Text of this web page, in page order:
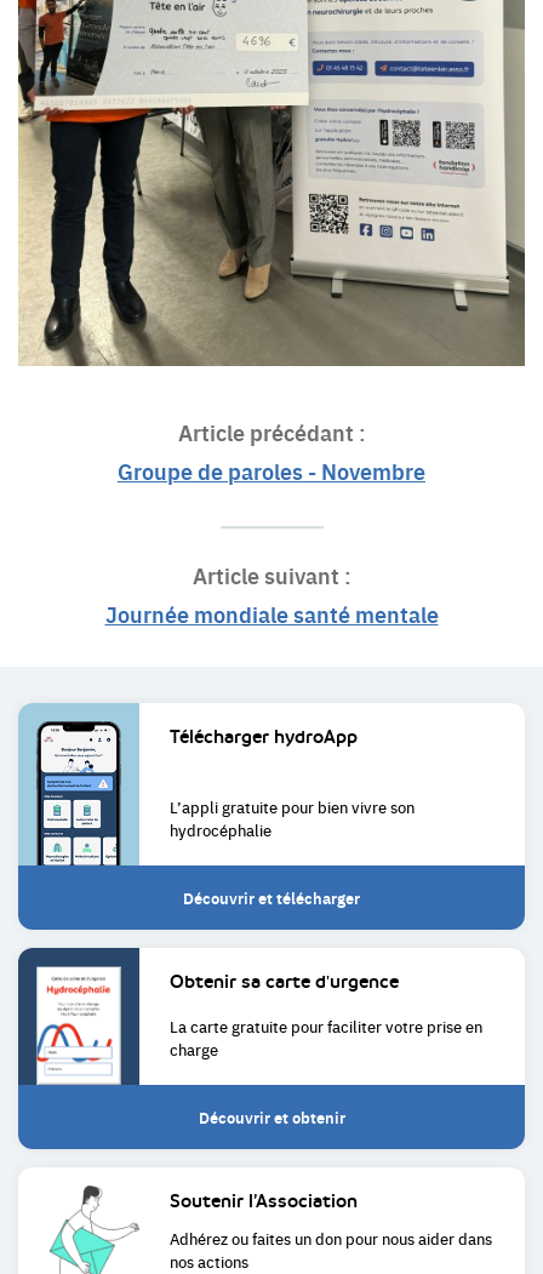
Article précédant :
Groupe de paroles - Novembre
Article suivant :
Journée mondiale santé mentale
Liens
utiles
Télécharger hydroApp
L’appli gratuite pour bienvivre son
hydrocéphalie
Découvrir et télécharger
Obtenir sa carte d'urgence
La carte gratuite pour facilitervotre prise en
charge
Découvrir et obtenir
Soutenir l’Association
Adhérez ou faites un don pour nous aider dans
nos actions